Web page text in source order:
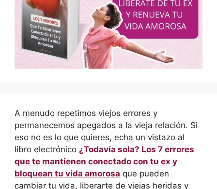
A menudo repetimos viejos errores y
permanecemos apegados a la vieja relación. Si
eso no es lo que quieres, echa un vistazo al
libro electrónico ¿Todavía sola? Los 7 errores
que te mantienen conectado con tu ex y
bloquean tu vida amorosa que pueden
cambiar tu vida, liberarte de viejas heridas y